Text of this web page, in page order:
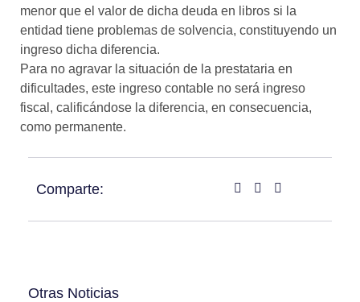
menor que el valor de dicha deuda en libros si la
entidad tiene problemas de solvencia, constituyendo un
ingreso dicha diferencia.
Para no agravar la situación de la prestataria en
dificultades, este ingreso contable no será ingreso
fiscal, calificándose la diferencia, en consecuencia,
como permanente.
Comparte:
Otras Noticias